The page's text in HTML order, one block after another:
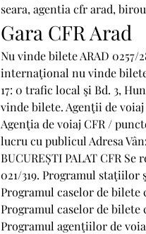
seara, agentia cfr arad,
Gara CFR Arad
Nu vinde bilete ARAD 0257/
internaţional nu vinde bilete
17: 0 trafic local şi Bd. 3,
vinde bilete. Agenţii de
Agenţia de voiaj CFR /
lucru cu publicul Adresa
BUCUREȘTI PALAT CFR
021/319. Programul
Programul caselor de
Programul caselor de bilete
Programul agenţiilor de